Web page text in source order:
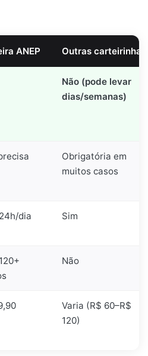
ANEP Outras carteirinhas
Não (pode levar
dias/semanas)
Obrigatória em
muitos casos
dia Sim
Não
Varia (R$ 60–R$
120)